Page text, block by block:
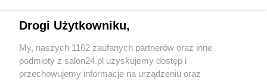
Sport
Społeczeństwo
Drogi Użytkowniku,
My, naszych 1162 zaufanych partnerów oraz inne
podmioty z salon24.pl uzyskujemy dostęp i
przechowujemy informacje na urządzeniu oraz